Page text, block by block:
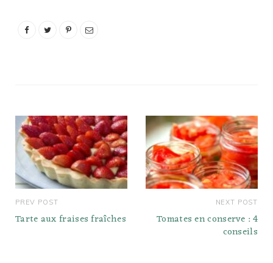
consommés en hiver. Les
PREV POST
Tarte aux fraises fraîches
NEXT POST
Tomates en conserve : 4
conseils